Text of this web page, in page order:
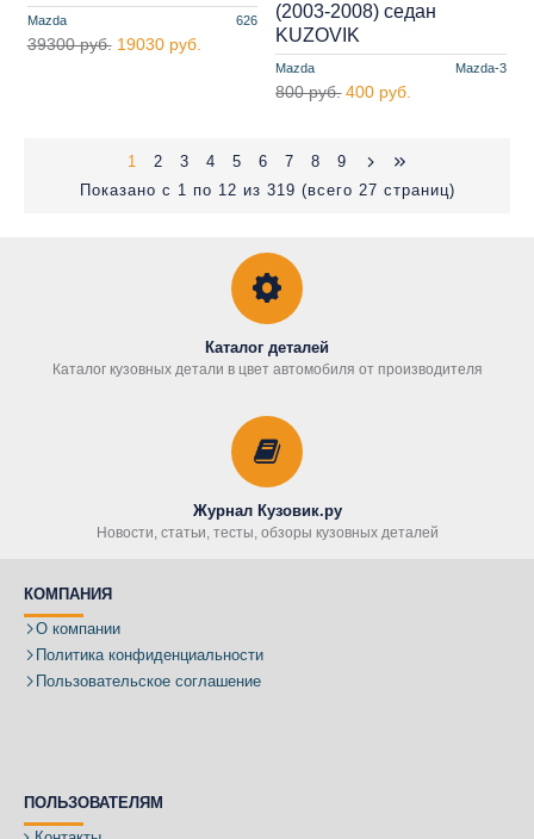
Mazda 626
39300 руб. 19030 руб.
Mazda Mazda-3
(2003-2008) седан
KUZOVIK
800 руб. 400 руб.
1 2 3 4 5 6 7 8
9
Показано с 1 по 12 из 319 (всего 27 страниц)
Каталог деталей
Каталог кузовных детали в цвет автомобиля от производителя
Журнал Кузовик.ру
Новости, статьи, тесты, обзоры кузовных деталей
КОМПАНИЯ
О компании
Политика конфиденциальности
Пользовательское соглашение
ПОЛЬЗОВАТЕЛЯМ